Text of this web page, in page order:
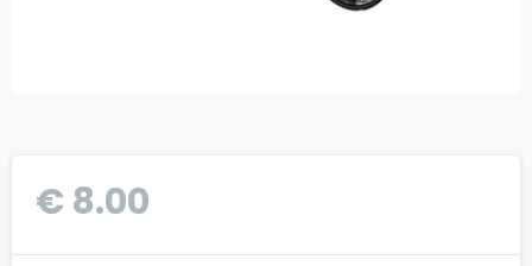
€ 8.00